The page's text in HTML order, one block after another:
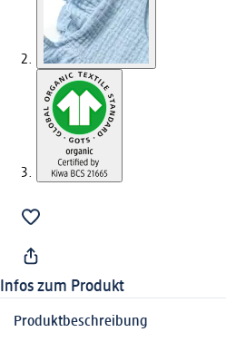
Infos zum Produkt
Produktbeschreibung